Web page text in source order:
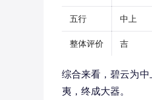
五行 中上
整体评价 吉
综合来看，碧云为
夷，终成大器。